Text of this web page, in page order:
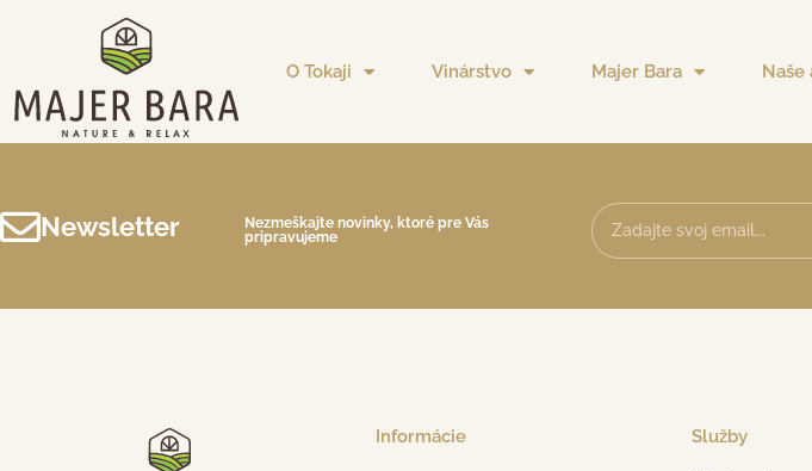
O Tokaji Vinárstvo Majer Bara Naše
Newsletter
Nezmeškajte novinky, ktoré pre Vás
pripravujeme
Informácie Služby